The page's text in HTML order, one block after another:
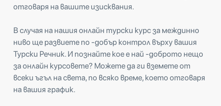
отговаря на вашите изисквания.
В случая на нашия онлайн турски курс за междинно
ниво ще развиете по -добър контрол върху вашия
Турски Речник. И познайте кое е най -доброто нещо
за онлайн курсовете? Можете да ги вземете от
всеки ъгъл на света, по всяко време, което отговаря
на вашия график.